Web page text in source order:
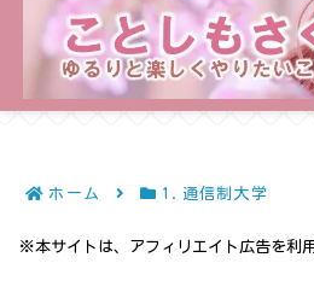
ホーム 1.通信制大学
※本サイトは、アフィリエイト広告を利